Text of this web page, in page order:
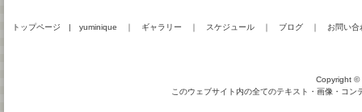
トップページ | yuminique ｜ ギャラリー ｜ スケジュール ｜ ブログ ｜ お問い合
Copyright ©
このウェブサイト内の全てのテキスト・画像・コ